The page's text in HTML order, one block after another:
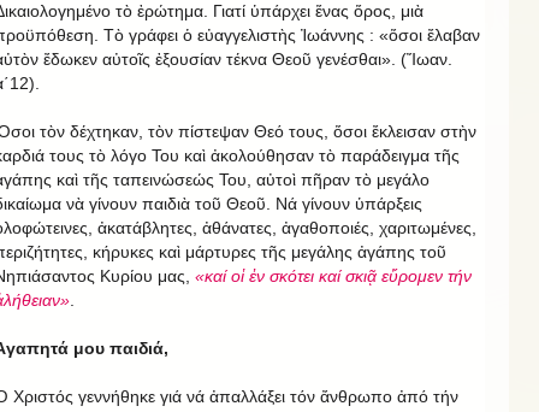
τὸ ἐρώτημα. Γιατί ὑπάρχει ἕνας ὅρος, μιὰ
Τὸ γράφει ὁ εὐαγγελιστὴς Ἰωάννης : «ὅσοι ἔλαβαν
ἔδωκεν αὐτοῖς ἐξουσίαν τέκνα Θεοῦ γενέσθαι». (Ἴωαν.
τὸν δέχτηκαν, τὸν πίστεψαν Θεό τους, ὅσοι ἔκλεισαν στὴν
τους τὸ λόγο Του καὶ ἀκολούθησαν τὸ παράδειγμα τῆς
καὶ τῆς ταπεινώσεώς Του, αὐτοὶ πῆραν τὸ μεγάλο
νὰ γίνουν παιδιὰ τοῦ Θεοῦ. Νά γίνουν ὑπάρξεις
ἀκατάβλητες, ἀθάνατες, ἀγαθοποιές, χαριτωμένες,
κήρυκες καὶ μάρτυρες τῆς μεγάλης ἀγάπης τοῦ
Κυρίου μας, «καί οἱ ἐν σκότει καί σκιᾷ εὔρομεν τήν
μου παιδιά,
Χριστός γεννήθηκε γιά νά ἀπαλλάξει τόν ἄνθρωπο ἀπό τήν